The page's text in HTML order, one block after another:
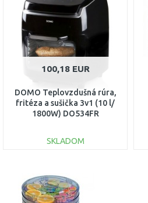
Porovnať
100,18 EUR
DOMO Teplovzdušná rúra,
fritéza a sušička 3v1 (10 l/
1800W) DO534FR
SKLADOM
Porovnať